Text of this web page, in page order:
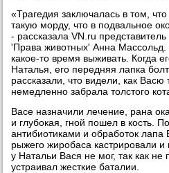
«Трагедия заключалась в том,
такую морду, что в подвальное
- рассказала VN.ru
'Права животных' Анна Массольд.
какое-то время выживать. Когда
Наталья, его передняя лапка
рассказали, что видели, как
немедленно забрала толстого
Васе назначили лечение, рана
и глубокая, гной пошел в кость.
антибиотиками и обработок
рыжего жиробаса кастрировали и
у Натальи Вася не мог, так как не
устраивал жесткие баталии.